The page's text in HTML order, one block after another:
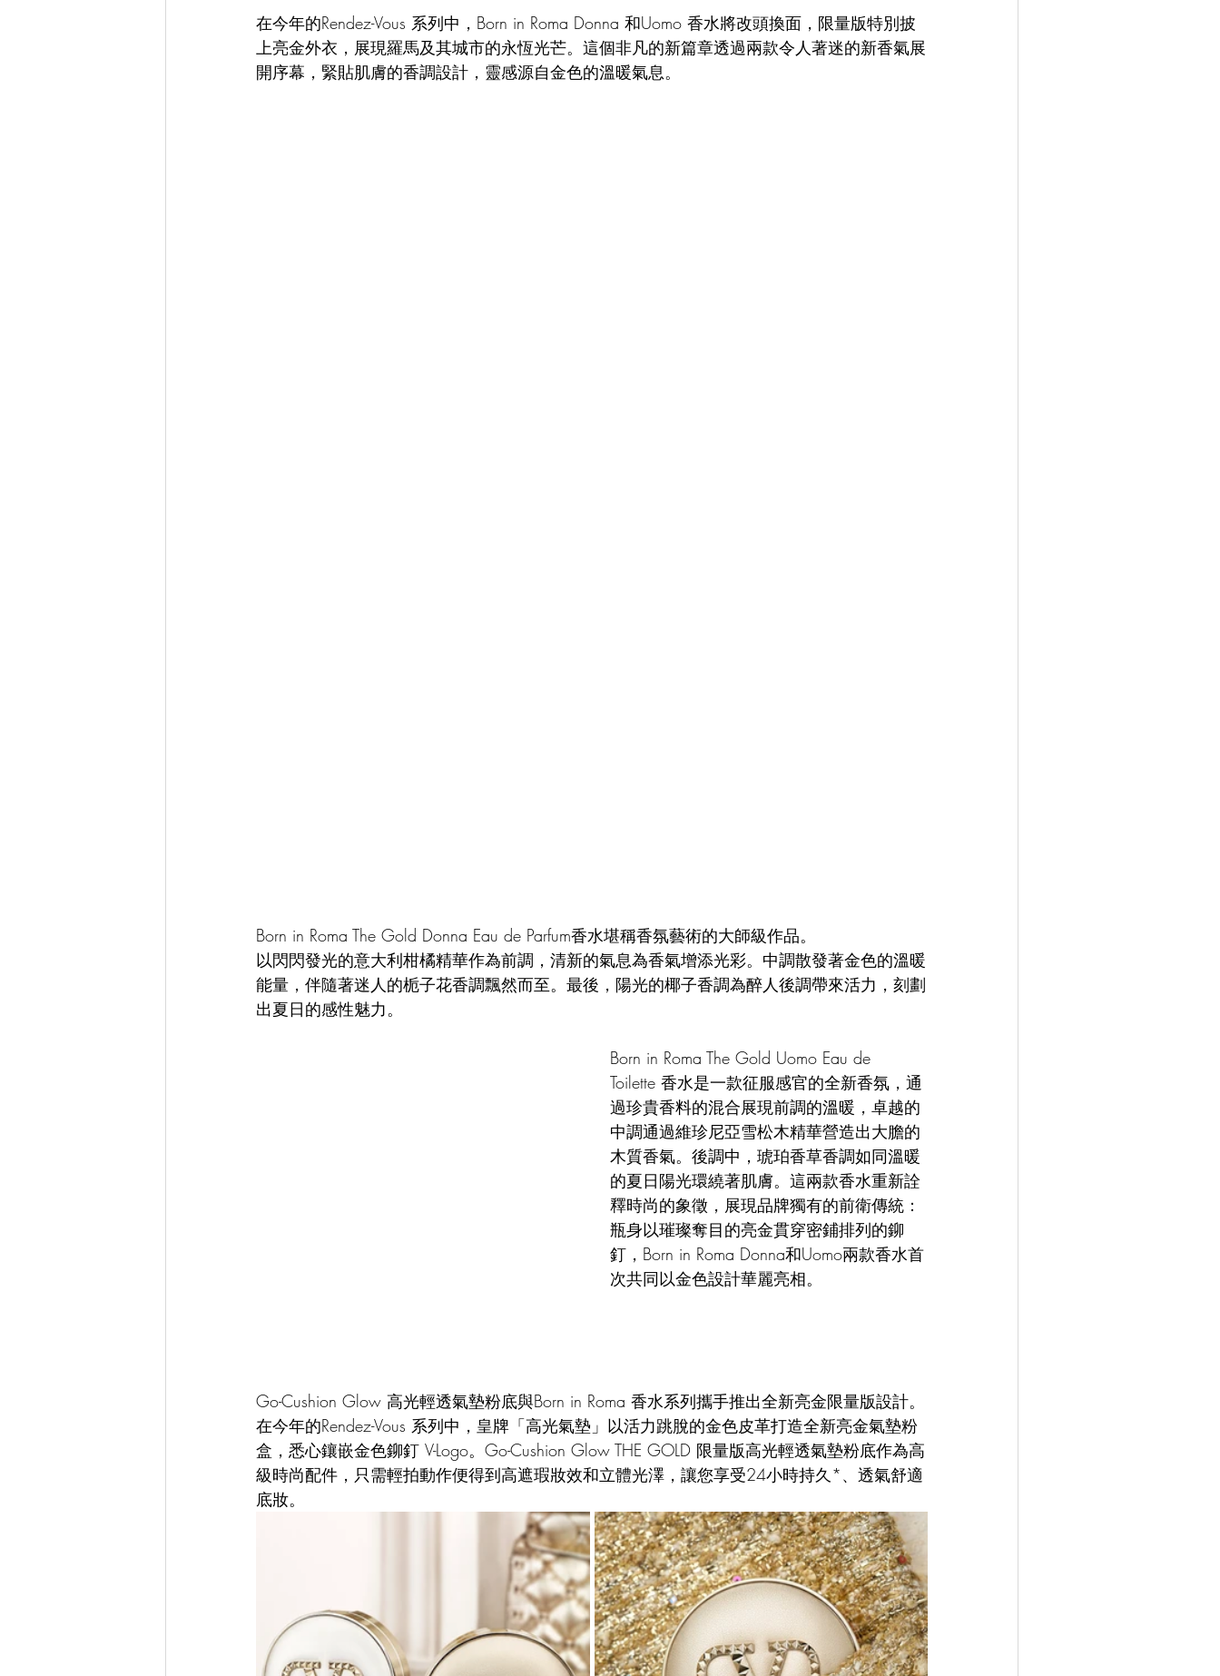
在今年的Rendez-Vous 系列中，Born in Roma Donna 和Uomo 香水將改頭換面，限量版特別披
上亮金外衣，展現羅馬及其城市的永恆光芒。這個非凡的新篇章透過兩款令人著迷的新香氣展
開序幕，緊貼肌膚的香調設計，靈感源自金色的溫暖氣息。
Born in Roma The Gold Donna Eau de Parfum香水堪稱香氛藝術的大師級作品。
以閃閃發光的意大利柑橘精華作為前調，清新的氣息為香氣增添光彩。中調散發著金色的溫暖
能量，伴隨著迷人的栀子花香調飄然而至。最後，陽光的椰子香調為醉人後調帶來活力，刻劃
出夏日的感性魅力。
Born in Roma The Gold Uomo Eau de
Toilette 香水是一款征服感官的全新香氛，通
過珍貴香料的混合展現前調的溫暖，卓越的
中調通過維珍尼亞雪松木精華營造出大膽的
木質香氣。後調中，琥珀香草香調如同溫暖
的夏日陽光環繞著肌膚。這兩款香水重新詮
釋時尚的象徵，展現品牌獨有的前衛傳統：
瓶身以璀璨奪目的亮金貫穿密鋪排列的鉚
釘，Born in Roma Donna和Uomo兩款香水首
次共同以金色設計華麗亮相。
Go-Cushion Glow 高光輕透氣墊粉底與Born in Roma 香水系列攜手推出全新亮金限量版設計。
在今年的Rendez-Vous 系列中，皇牌「高光氣墊」以活力跳脫的金色皮革打造全新亮金氣墊粉
盒，悉心鑲嵌金色鉚釘 V-Logo。Go-Cushion Glow THE GOLD 限量版高光輕透氣墊粉底作為高
級時尚配件，只需輕拍動作便得到高遮瑕妝效和立體光澤，讓您享受24小時持久*、透氣舒適
底妝。